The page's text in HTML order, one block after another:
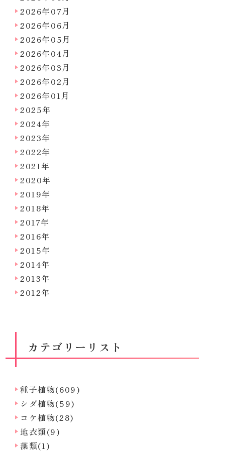
2026年07月
2026年06月
2026年05月
2026年04月
2026年03月
2026年02月
2026年01月
2025年
2024年
2023年
2022年
2021年
2020年
2019年
2018年
2017年
2016年
2015年
2014年
2013年
2012年
カテゴリーリスト
種子植物(609)
シダ植物(59)
コケ植物(28)
地衣類(9)
藻類(1)